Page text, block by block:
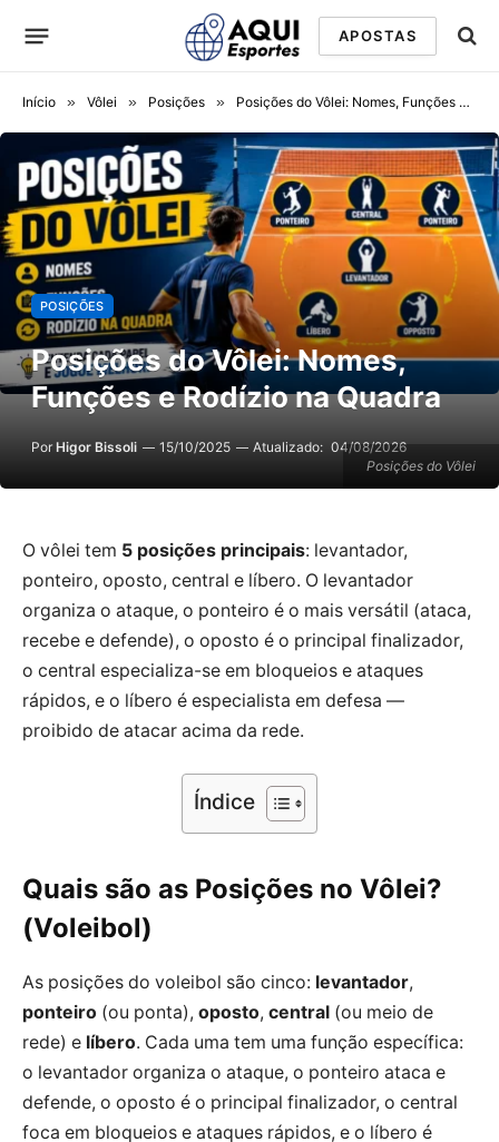
APOSTAS
Início » Vôlei » Posições » Posições do Vôlei: Nomes, Funções e Rodízio na Quadra
Posições do Vôlei
POSIÇÕES
Posições do Vôlei: Nomes,
Funções e Rodízio na Quadra
Por Higor Bissoli 15/10/2025 Atualizado: 04/08/2026
O vôlei tem 5 posições principais: levantador,
ponteiro, oposto, central e líbero. O levantador
organiza o ataque, o ponteiro é o mais versátil (ataca,
recebe e defende), o oposto é o principal finalizador,
o central especializa-se em bloqueios e ataques
rápidos, e o líbero é especialista em defesa —
proibido de atacar acima da rede.
Índice
Quais são as Posições no Vôlei?
(Voleibol)
As posições do voleibol são cinco: levantador,
ponteiro (ou ponta), oposto, central (ou meio de
rede) e líbero. Cada uma tem uma função específica:
o levantador organiza o ataque, o ponteiro ataca e
defende, o oposto é o principal finalizador, o central
foca em bloqueios e ataques rápidos, e o líbero é